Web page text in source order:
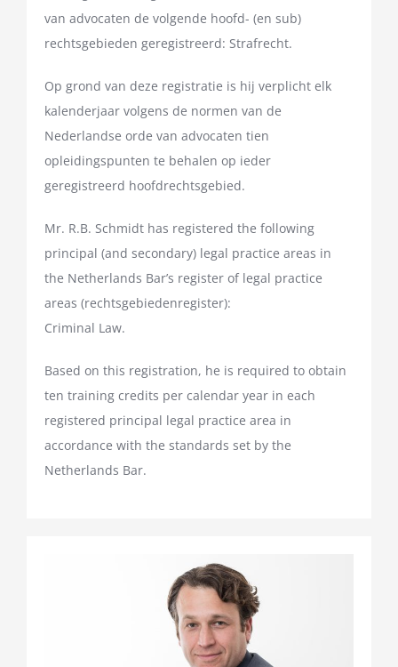
van advocaten de volgende hoofd- (en sub)
rechtsgebieden geregistreerd: Strafrecht.
Op grond van deze registratie is hij verplicht elk
kalenderjaar volgens de normen van de
Nederlandse orde van advocaten tien
opleidingspunten te behalen op ieder
geregistreerd hoofdrechtsgebied.
Mr. R.B. Schmidt has registered the following
principal (and secondary) legal practice areas in
the Netherlands Bar’s register of legal practice
areas (rechtsgebiedenregister):
Criminal Law.
Based on this registration, he is required to obtain
ten training credits per calendar year in each
registered principal legal practice area in
accordance with the standards set by the
Netherlands Bar.